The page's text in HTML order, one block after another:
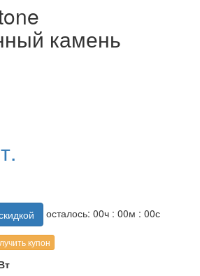
камень
осталось: 00ч : 00м : 00с
купон